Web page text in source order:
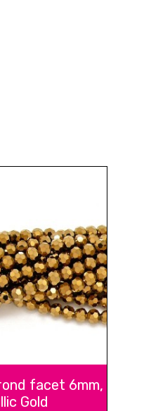
facet 6mm,
Gold